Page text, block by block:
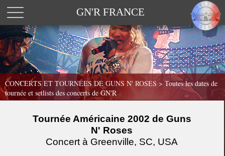
GN'R FRANCE
CONCERTS ET TOURNÉES DE GUNS N' ROSES > Toutes les dates de
tournée et setlists des concerts de GN'R
Tournée Américaine 2002 de Guns
N' Roses
Concert à Greenville, SC, USA